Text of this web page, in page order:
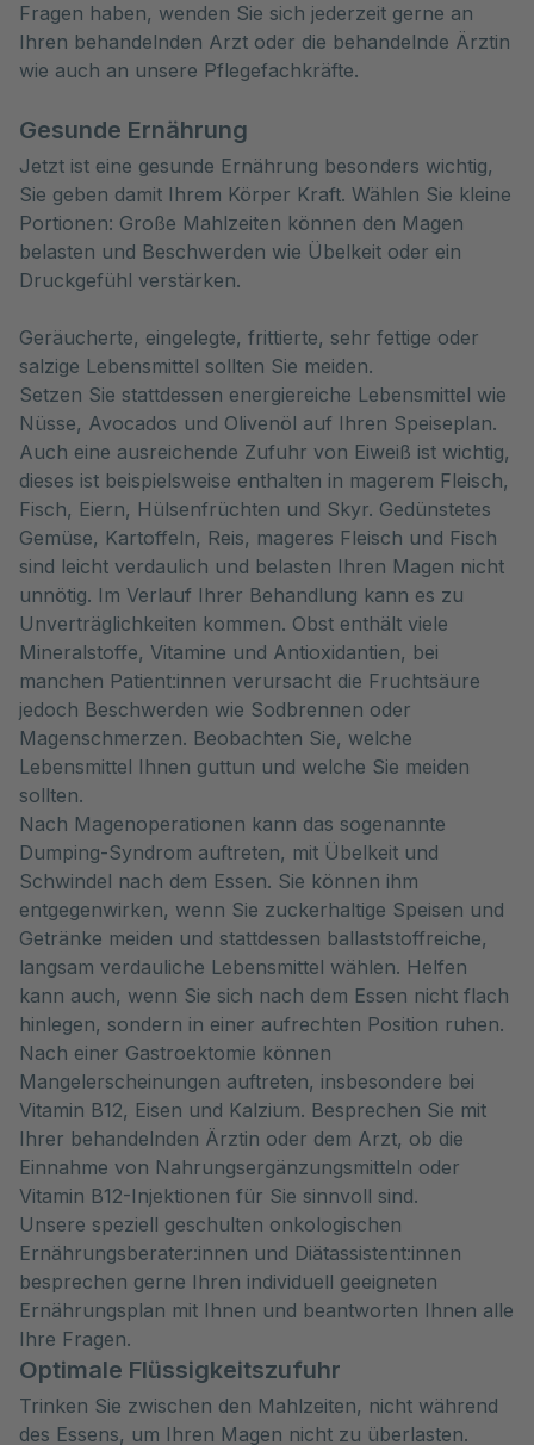
Fragen haben, wenden Sie sich jederzeit gerne an
Ihren behandelnden Arzt oder die behandelnde Ärztin
wie auch an unsere Pflegefachkräfte.
Gesunde Ernährung
Jetzt ist eine gesunde Ernährung besonders wichtig,
Sie geben damit Ihrem Körper Kraft. Wählen Sie kleine
Portionen: Große Mahlzeiten können den Magen
belasten und Beschwerden wie Übelkeit oder ein
Druckgefühl verstärken.
Geräucherte, eingelegte, frittierte, sehr fettige oder
salzige Lebensmittel sollten Sie meiden.
Setzen Sie stattdessen energiereiche Lebensmittel wie
Nüsse, Avocados und Olivenöl auf Ihren Speiseplan.
Auch eine ausreichende Zufuhr von Eiweiß ist wichtig,
dieses ist beispielsweise enthalten in magerem Fleisch,
Fisch, Eiern, Hülsenfrüchten und Skyr. Gedünstetes
Gemüse, Kartoffeln, Reis, mageres Fleisch und Fisch
sind leicht verdaulich und belasten Ihren Magen nicht
unnötig. Im Verlauf Ihrer Behandlung kann es zu
Unverträglichkeiten kommen. Obst enthält viele
Mineralstoffe, Vitamine und Antioxidantien, bei
manchen Patient:innen verursacht die Fruchtsäure
jedoch Beschwerden wie Sodbrennen oder
Magenschmerzen. Beobachten Sie, welche
Lebensmittel Ihnen guttun und welche Sie meiden
sollten.
Nach Magenoperationen kann das sogenannte
Dumping-Syndrom auftreten, mit Übelkeit und
Schwindel nach dem Essen. Sie können ihm
entgegenwirken, wenn Sie zuckerhaltige Speisen und
Getränke meiden und stattdessen ballaststoffreiche,
langsam verdauliche Lebensmittel wählen. Helfen
kann auch, wenn Sie sich nach dem Essen nicht flach
hinlegen, sondern in einer aufrechten Position ruhen.
Nach einer Gastroektomie können
Mangelerscheinungen auftreten, insbesondere bei
Vitamin B12, Eisen und Kalzium. Besprechen Sie mit
Ihrer behandelnden Ärztin oder dem Arzt, ob die
Einnahme von Nahrungsergänzungsmitteln oder
Vitamin B12-Injektionen für Sie sinnvoll sind.
Unsere speziell geschulten onkologischen
Ernährungsberater:innen und Diätassistent:innen
besprechen gerne Ihren individuell geeigneten
Ernährungsplan mit Ihnen und beantworten Ihnen alle
Ihre Fragen.
Optimale Flüssigkeitszufuhr
Trinken Sie zwischen den Mahlzeiten, nicht während
des Essens, um Ihren Magen nicht zu überlasten.